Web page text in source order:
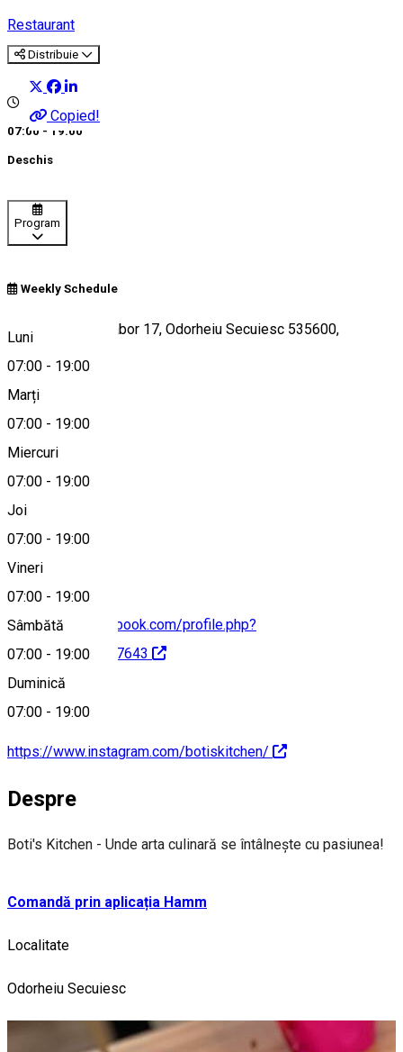
Restaurant
Distribuie
Copied!
07:00 - 19:00
Deschis
Program
Weekly Schedule
Luni
07:00 - 19:00
Marți
07:00 - 19:00
Miercuri
07:00 - 19:00
Joi
07:00 - 19:00
Vineri
07:00 - 19:00
Sâmbătă
07:00 - 19:00
Duminică
07:00 - 19:00
Strada Bethlen Gábor 17, Odorheiu Secuiesc 535600,
Romania
Hartă
https://www.facebook.com/profile.php?
id=100054510337643
https://www.instagram.com/botiskitchen/
Despre
Boti's Kitchen - Unde arta culinară se întâlnește cu pasiunea!
Comandă prin aplicația Hamm
Localitate
Odorheiu Secuiesc